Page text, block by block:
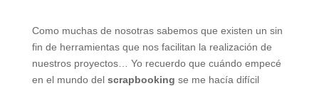
Como muchas de nosotras sabemos que existen un sin
fin de herramientas que nos facilitan la realización de
nuestros proyectos… Yo recuerdo que cuándo empecé
en el mundo del scrapbooking se me hacía difícil